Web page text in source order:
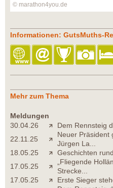
© marathon4you.de
Informationen: GutsMuths-
Mehr zum Thema
Meldungen
30.04.26
Dem Rennsteig
22.11.25
Neuer Präsident
Jürgen La...
18.05.25
Geschichten
17.05.25
„Fliegende
Strecke...
17.05.25
Erste Sieger